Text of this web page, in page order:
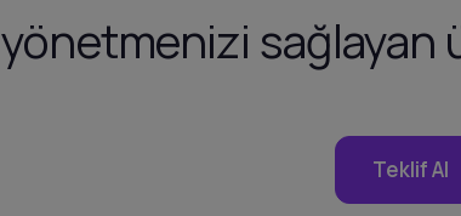
yönetmenizi sağlayan
Teklif Al